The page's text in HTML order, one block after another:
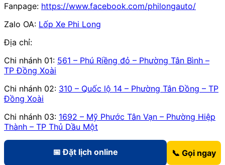
Fanpage: https://www.facebook.com/philongauto/
Zalo OA: Lốp Xe Phi Long
Địa chỉ:
Chi nhánh 01: 561 – Phú Riềng đỏ – Phường Tân Bình –
TP Đồng Xoài
Chi nhánh 02: 310 – Quốc lộ 14 – Phường Tân Đồng – TP
Đồng Xoài
Chi nhánh 03: 1692 – Mỹ Phước Tân Vạn – Phường Hiệp
Thành – TP Thủ Dầu Một
📅 Đặt lịch online
📞 Gọi ngay